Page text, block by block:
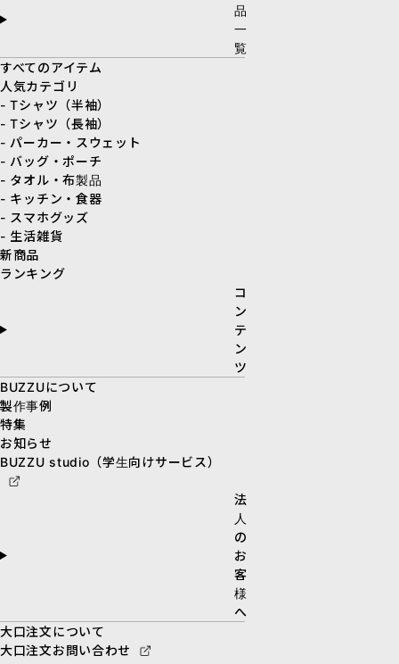
品
一
覧
すべてのアイテム
人気カテゴリ
- Tシャツ（半袖）
- Tシャツ（長袖）
- パーカー・スウェット
- バッグ・ポーチ
- タオル・布製品
- キッチン・食器
- スマホグッズ
- 生活雑貨
新商品
ランキング
コ
ン
テ
ン
ツ
BUZZUについて
製作事例
特集
お知らせ
BUZZU studio（学生向けサービス）
法
人
の
お
客
様
へ
大口注文について
大口注文お問い合わせ